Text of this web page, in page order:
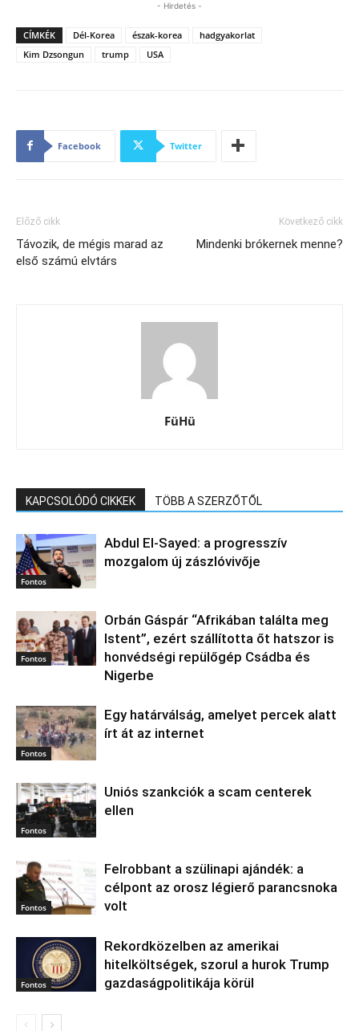
- Hirdetés -
CÍMKÉK Dél-Korea észak-korea
hadgyakorlat
Kim Dzsongun
trump USA
Facebook Twitter
Előző cikk
Távozik, de mégis marad az
első számú elvtárs
Következő cikk
Mindenki brókernek menne?
FüHü
KAPCSOLÓDÓ CIKKEK TÖBB A SZERZŐTŐL
Fontos
Abdul El‑Sayed: a progresszív
mozgalom új zászlóvivője
Fontos
Orbán Gáspár “Afrikában találta meg
Istent”, ezért szállította őt hatszor is
honvédségi repülőgép Csádba és
Nigerbe
Fontos
Egy határválság, amelyet percek alatt
írt át az internet
Fontos
Uniós szankciók a scam centerek
ellen
Fontos
Felrobbant a szülinapi ajándék: a
célpont az orosz légierő parancsnoka
volt
Fontos
Rekordközelben az amerikai
hitelköltségek, szorul a hurok Trump
gazdaságpolitikája körül